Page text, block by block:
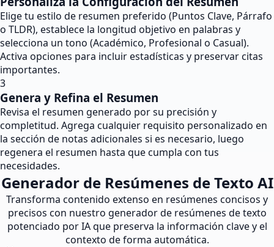
Elige tu estilo de resumen preferido (Puntos Clave, Párrafo
o TLDR), establece la longitud objetivo en palabras y
selecciona un tono (Académico, Profesional o Casual).
Activa opciones para incluir estadísticas y preservar citas
importantes.
3
Genera y Refina el Resumen
Revisa el resumen generado por su precisión y
completitud. Agrega cualquier requisito personalizado en
la sección de notas adicionales si es necesario, luego
regenera el resumen hasta que cumpla con tus
necesidades.
Generador de Resúmenes de Texto AI
Transforma contenido extenso en resúmenes concisos y
precisos con nuestro generador de resúmenes de texto
potenciado por IA que preserva la información clave y el
contexto de forma automática.